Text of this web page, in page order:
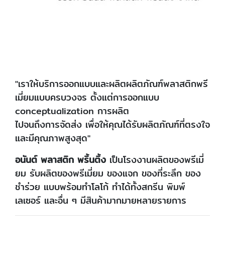
"เราให้บริการออกแบบและผลิตผลิตภัณฑ์พลาสติกพรี
เมี่ยมแบบครบวงจร ตั้งแต่การออกแบบ
conceptualization การผลิต
ไปจนถึงการจัดส่ง เพื่อให้คุณได้รับผลิตภัณฑ์ที่ตรงใจ
และมีคุณภาพสูงสุด"
อนันต์ พลาสติก พริ้นติ้ง เป็นโรงงานผลิตของพรีเมี่
ยม รับผลิตของพรีเมี่ยม ของแจก ของที่ระลึก ของ
ชำร่วย แบบพร้อมทำโลโก้ ทำได้ทั้งสกรีน พิมพ์
เลเซอร์ และอื่น ๆ มีสินค้ามากมายหลายรายการ